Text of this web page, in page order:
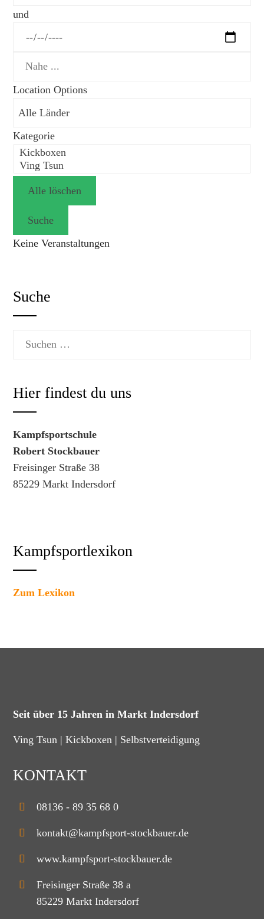
und
Location Options
Kategorie
Kategorie
Alle löschen
Suche
Keine Veranstaltungen
Suche
Hier findest du uns
Kampfsportschule
Robert Stockbauer
Freisinger Straße 38
85229 Markt Indersdorf
Kampfsportlexikon
Zum Lexikon
Seit über 15 Jahren in Markt Indersdorf
Ving Tsun | Kickboxen | Selbstverteidigung
KONTAKT
08136 - 89 35 68 0
kontakt@kampfsport-stockbauer.de
www.kampfsport-stockbauer.de
Freisinger Straße 38 a
85229 Markt Indersdorf